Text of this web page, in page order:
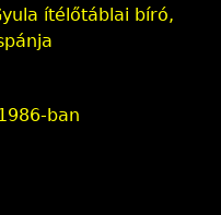
ítélőtáblai bíró,
ban